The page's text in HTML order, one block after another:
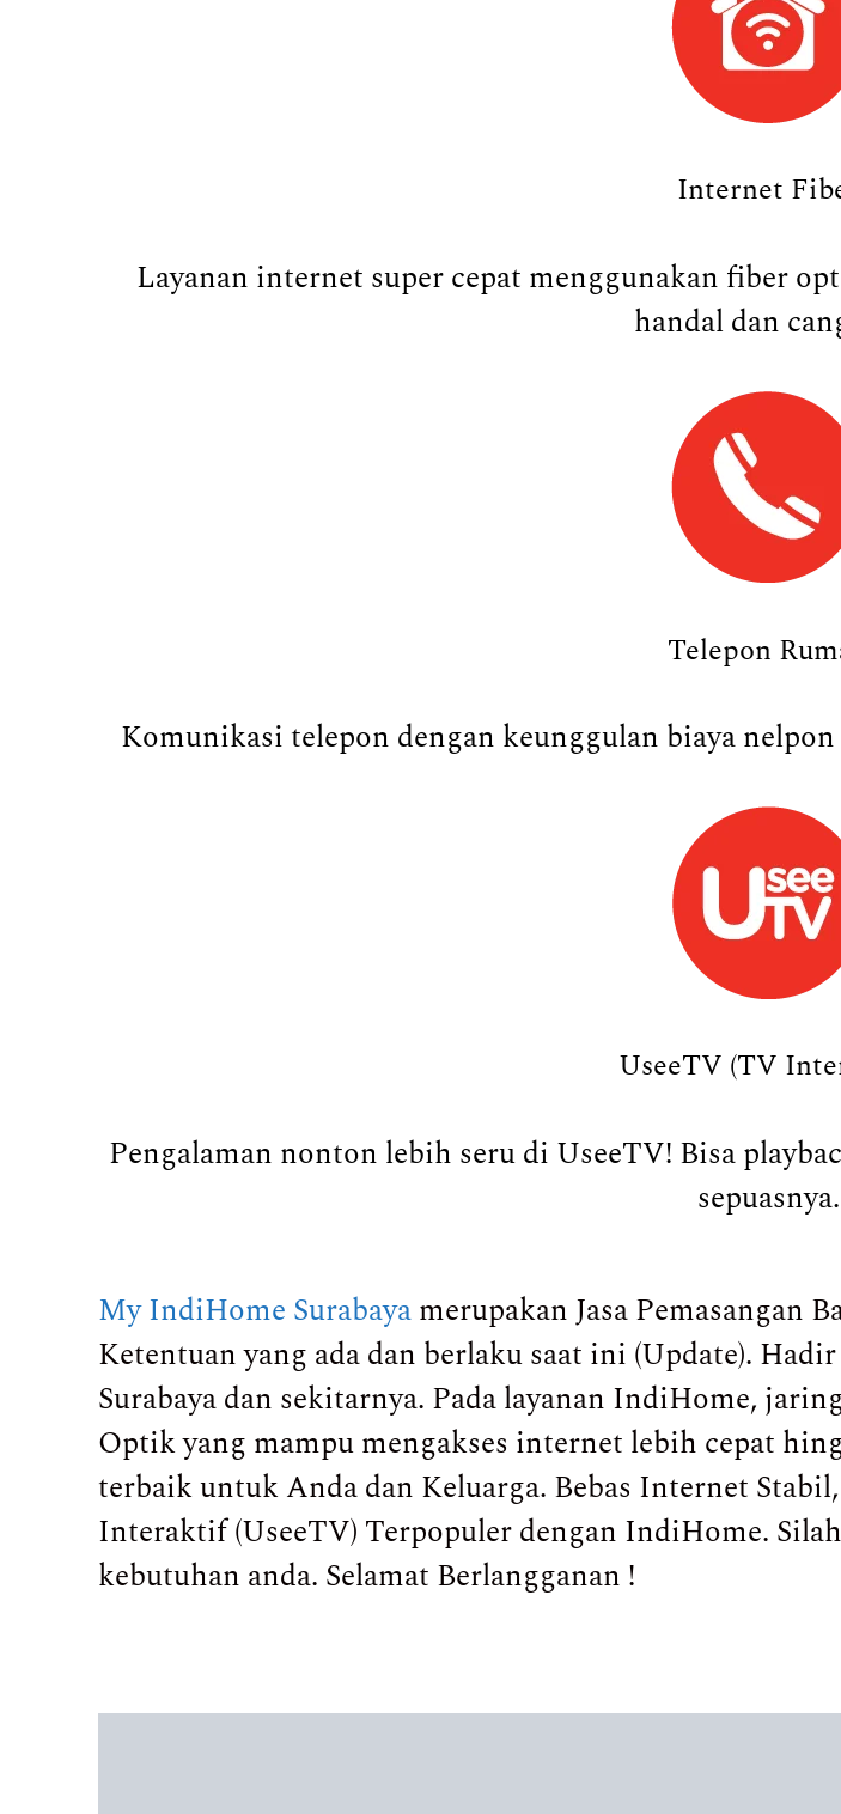
Internet
Layanan internet super cepat menggunakan fiber
handal dan
Telepon
Komunikasi telepon dengan keunggulan biaya
UseeTV (TV
Pengalaman nonton lebih seru di UseeTV! Bisa
sepuasnya.
My IndiHome Surabayamerupakan Jasa Pemasangan
Ketentuan yang ada dan berlaku saat ini (Update).
Surabaya dan sekitarnya. Pada layanan IndiHome,
Optik yang mampu mengakses internet lebih cepat
terbaik untuk Anda dan Keluarga. Bebas Internet
Interaktif (UseeTV) Terpopuler dengan IndiHome.
kebutuhan anda. Selamat Berlangganan !